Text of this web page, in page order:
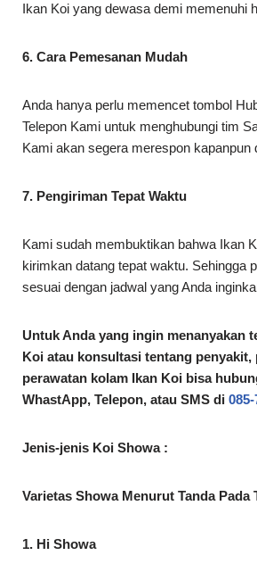
Ikan Koi yang dewasa demi memenuhi
6. Cara Pemesanan Mudah
Anda hanya perlu memencet tombol
Telepon Kami untuk menghubungi tim
Kami akan segera merespon kapanpun
7. Pengiriman Tepat Waktu
Kami sudah membuktikan bahwa Ikan
kirimkan datang tepat waktu. Sehingga
sesuai dengan jadwal yang Anda
Untuk Anda yang ingin menanyakan
Koi atau konsultasi tentang penyakit,
perawatan kolam Ikan Koi bisa
WhastApp, Telepon, atau SMS di
Jenis-jenis Koi Showa :
Varietas Showa Menurut Tanda Pada
1. Hi Showa